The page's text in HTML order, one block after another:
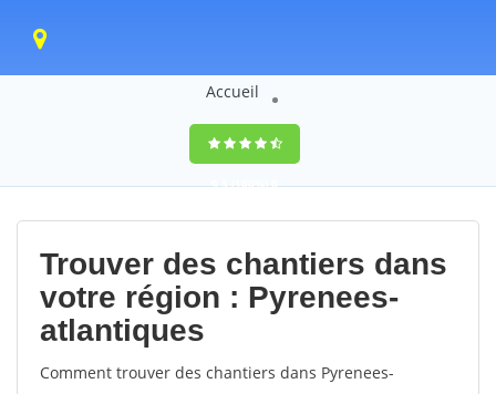
Accueil
9,5(100%)0
votes
Trouver des chantiers dans
votre région : Pyrenees-
atlantiques
Comment trouver des chantiers dans Pyrenees-